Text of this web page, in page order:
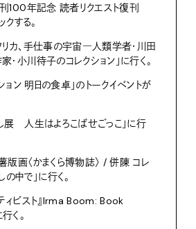
100年記念 読者リクエスト復刊
する。
リカ、手仕事の宇宙―人類学者・川田
・小川待子のコレクション」に行く。
ョン 明日の食卓」のトークイベントが
展 人生はよろこばせごっこ」に行
版画〈かまくら博物誌〉 / 併陳 コレ
の中で」に行く。
ティビスト』Irma Boom: Book
く。